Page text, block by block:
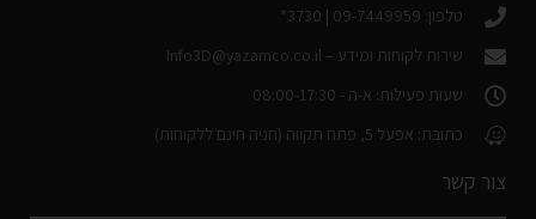
טלפון: 09-7449959 | 3730*
שירות לקוחות ומידע – Info3D@yazamco.co.il
שעות פעילות: א-ה - 08:00-17:30
כתובת: אפעל 5, פתח תקווה (חניה חינם ללקוחות)
צור קשר